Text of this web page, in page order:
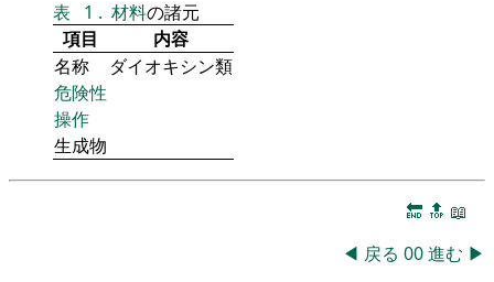
表 1 . 材料の諸元
項目
内容
名称
ダイオキシン類
危険性
操作
生成物
🔚 🔝 📖
◀ 戻る 00進む ▶